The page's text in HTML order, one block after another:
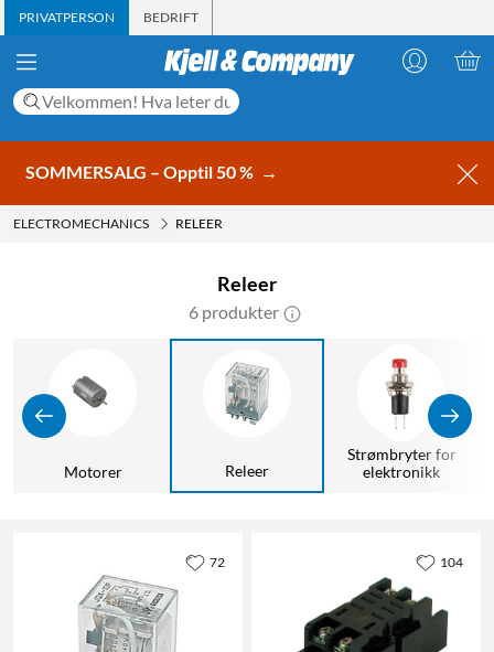
PRIVATPERSON BEDRIFT
SOMMERSALG – Opptil 50 % →
ELECTROMECHANICS RELEER
Releer
6 produkter
Motorer Releer
Strømbryter for
elektronikk
72 104